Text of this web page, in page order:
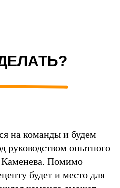
на команды и будем
руководством опытного
Каменева. Помимо
будет и место для